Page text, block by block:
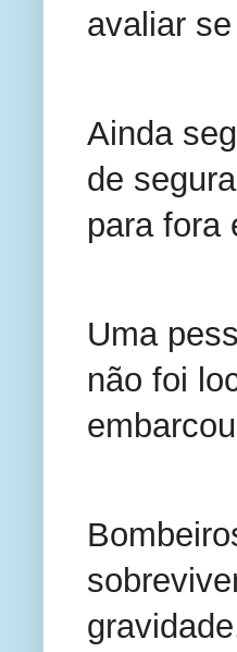
avaliar
Ainda
de
para fora
Uma
não foi